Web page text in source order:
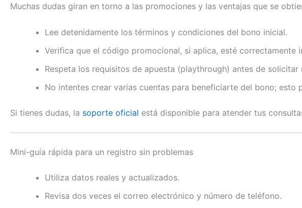
Muchas dudas giran en torno a las promociones y las ventajas que se
Lee detenidamente los términos y condiciones del bono inicial.
Verifica que el código promocional, si aplica, esté correctamente
Respeta los requisitos de apuesta (playthrough) antes de solicitar
No intentes crear varias cuentas para beneficiarte del bono; esto
Si tienes dudas, la soporte oficial está disponible para atender tus
Mini-guía rápida para un registro sin problemas
Utiliza datos reales y actualizados.
Revisa dos veces el correo electrónico y número de teléfono.